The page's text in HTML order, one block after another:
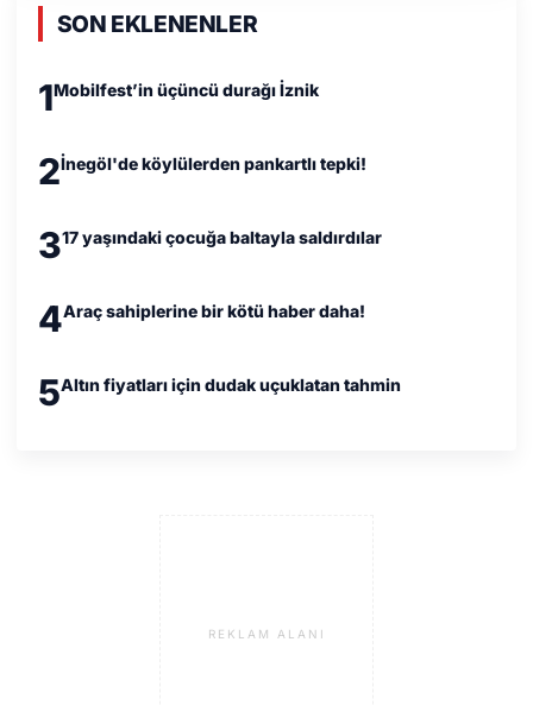
SON EKLENENLER
1Mobilfest’in üçüncü durağı İznik
2İnegöl'de köylülerden pankartlı tepki!
317 yaşındaki çocuğa baltayla saldırdılar
4Araç sahiplerine bir kötü haber daha!
5Altın fiyatları için dudak uçuklatan tahmin
REKLAM ALANI